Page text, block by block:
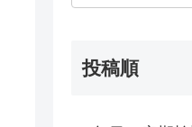
投稿順